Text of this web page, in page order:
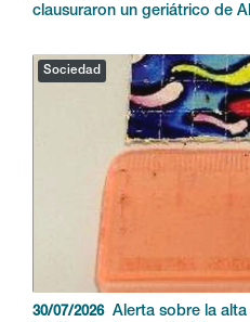
clausuraron un geriátrico de
Sociedad
30/07/2026
Alerta sobre la